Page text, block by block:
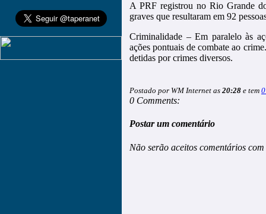
A PRF registrou no Rio Grande
graves que resultaram em 92
Criminalidade – Em paralelo às
ações pontuais de combate ao
detidas por crimes diversos.
Postado por WM Internet as 20:28 e tem
0 Comments:
Postar um comentário
Não serão aceitos comentários